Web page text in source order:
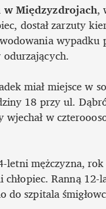
Międzyzdrojach,
dostał zarzuty
wypadku
miał miejsce w
18 przy ul.
wjechał w
letni mężczyzna, rok
Ranną 12-
do szpitala